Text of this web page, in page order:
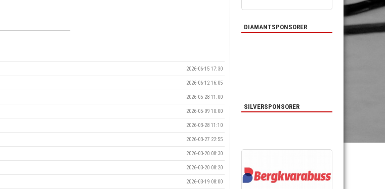
2026-06-15 17:30
2026-06-12 16:05
2026-05-28 11:00
2026-05-09 10:00
2026-03-28 11:10
2026-03-27 22:55
2026-03-20 08:30
2026-03-20 08:20
2026-03-19 08:00
DIAMANTSPONSORER
SILVERSPONSORER